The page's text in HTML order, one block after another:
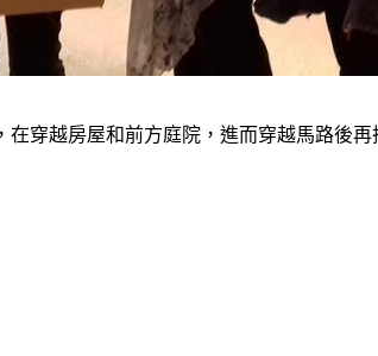
穿越房屋和前方庭院，進而穿越馬路後